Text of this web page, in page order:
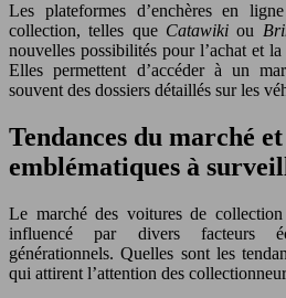
Les plateformes d’enchères en
collection, telles que Catawikiou
nouvelles possibilités pour l’achat et
Elles permettent d’accéder à un
souvent des dossiers détaillés sur les
Tendances du marché
emblématiques à
Le marché des voitures de
influencé par divers facteurs
générationnels. Quelles sont les
qui attirent l’attention des